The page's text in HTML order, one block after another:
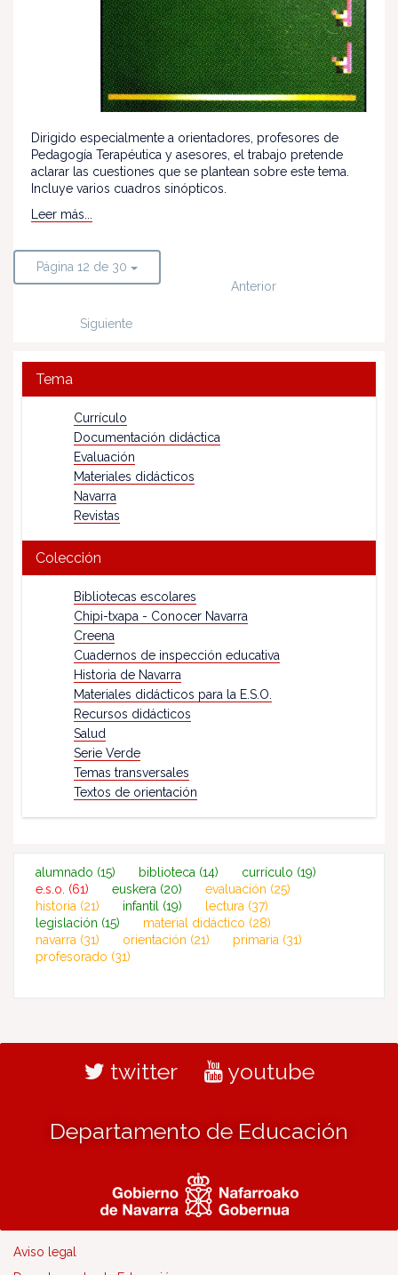
Dirigido especialmente a orientadores, profesores de
Pedagogía Terapéutica y asesores, el trabajo pretende
aclarar las cuestiones que se plantean sobre este tema.
Incluye varios cuadros sinópticos.
Leer más...
Página 12 de 30
Anterior
Siguiente
Tema
Currículo
Documentación didáctica
Evaluación
Materiales didácticos
Navarra
Revistas
Colección
Bibliotecas escolares
Chipi-txapa - Conocer Navarra
Creena
Cuadernos de inspección educativa
Historia de Navarra
Materiales didácticos para la E.S.O.
Recursos didácticos
Salud
Serie Verde
Temas transversales
Textos de orientación
alumnado (15) biblioteca (14) currículo (19)
e.s.o. (61) euskera (20) evaluación (25)
historia (21) infantil (19) lectura (37)
legislación (15) material didáctico (28)
navarra (31) orientación (21) primaria (31)
profesorado (31)
twitter youtube
Departamento de Educación
Aviso legal